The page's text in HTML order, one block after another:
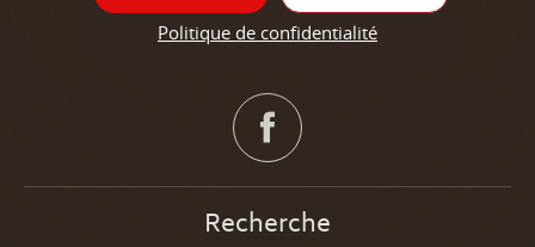
Horaires d'ouverture de la mairie
Suivez nous !
Recherche
Politique de confidentialité